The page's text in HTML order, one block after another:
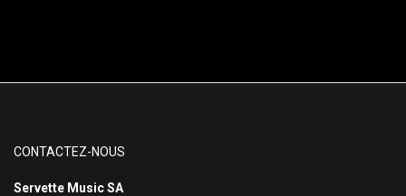
CONTACTEZ-NOUS
Servette Music SA